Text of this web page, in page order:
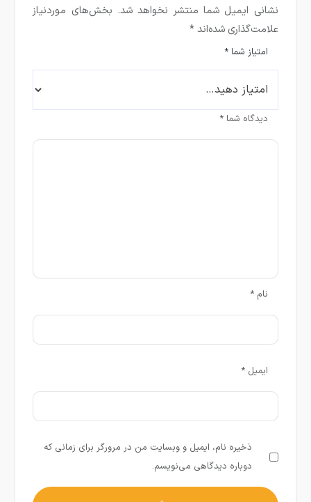
نشانی ایمیل شما منتشر نخواهد شد. بخش‌های موردنیاز
علامت‌گذاری شده‌اند*
امتیاز شما*
دیدگاه شما*
نام*
ایمیل*
ذخیره نام، ایمیل و وبسایت من در مرورگر برای زمانی که
دوباره دیدگاهی می‌نویسم.